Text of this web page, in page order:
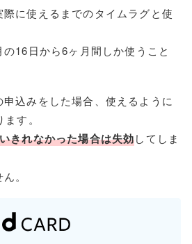
に使えるまでのタイムラグと使
16日から6ヶ月間しか使うこと
込みをした場合、使えるように
す。
きれなかった場合は失効してしま
。